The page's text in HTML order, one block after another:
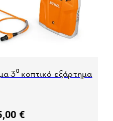
3⁰ κοπτικό εξάρτημα
€